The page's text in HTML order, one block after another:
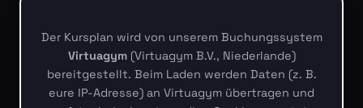
Der Kursplan wird von unserem Buchungssystem
Virtuagym(Virtuagym B.V., Niederlande)
bereitgestellt. Beim Laden werden Daten (z. B.
eure IP-Adresse) an Virtuagym übertragen und